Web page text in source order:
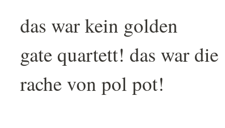
das war kein golden
gate quartett! das war die
rache von pol pot!